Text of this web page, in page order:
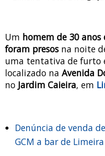
Um homem de 30
foram presos na noite
uma tentativa de furto
localizado na Avenida
no Jardim Caieira, em
Denúncia de venda
GCM a bar de Limeira